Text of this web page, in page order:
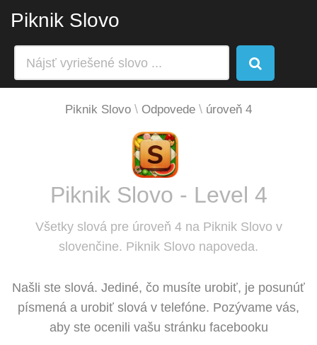
Piknik Slovo
Piknik Slovo Odpovede úroveň 4
Piknik Slovo - Level 4
Všetky slová pre úroveň 4 na Piknik Slovo v
slovenčine. Piknik Slovo napoveda.
Našli ste slová. Jediné, čo musíte urobiť, je posunúť
písmená a urobiť slová v telefóne. Pozývame vás,
aby ste ocenili vašu stránku facebooku